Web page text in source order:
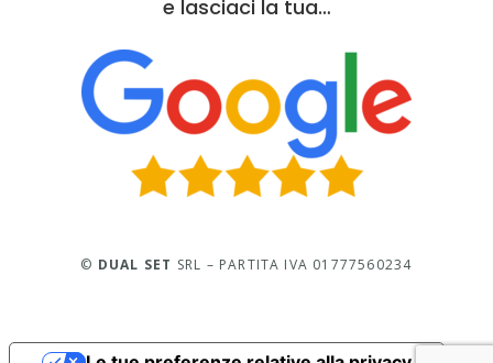
e lasciaci la tua…
© DUAL SET SRL – PARTITA IVA 01777560234